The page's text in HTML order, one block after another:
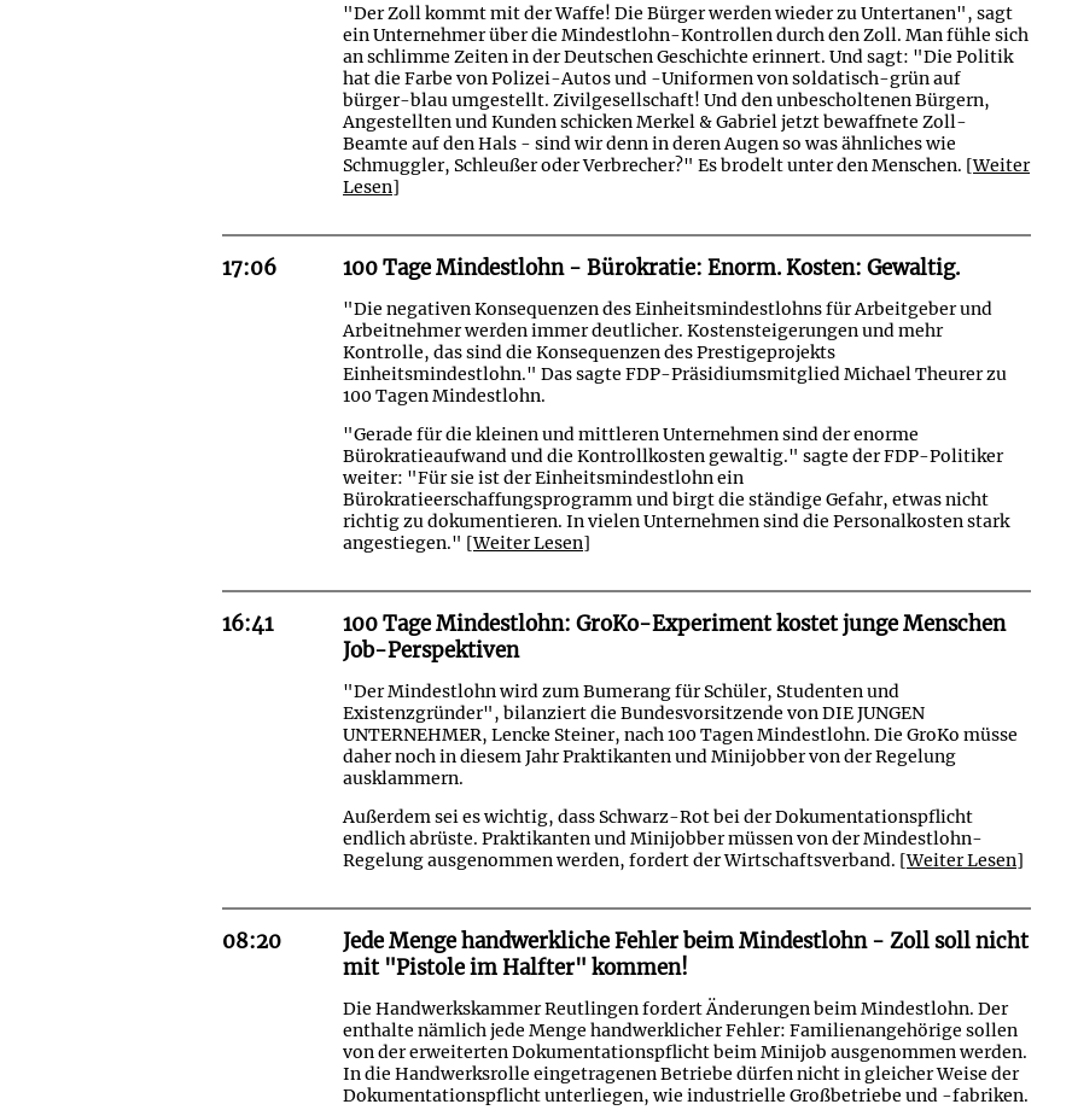
"Der Zoll kommt mit der Waffe! Die Bürger werden wieder zu Untertanen", sagt
ein Unternehmer über die Mindestlohn-Kontrollen durch den Zoll. Man fühle sich
an schlimme Zeiten in der Deutschen Geschichte erinnert. Und sagt: "Die Politik
hat die Farbe von Polizei-Autos und -Uniformen von soldatisch-grün auf
bürger-blau umgestellt. Zivilgesellschaft! Und den unbescholtenen Bürgern,
Angestellten und Kunden schicken Merkel & Gabriel jetzt bewaffnete Zoll-
Beamte auf den Hals - sind wir denn in deren Augen so was ähnliches wie
Schmuggler, Schleußer oder Verbrecher?" Es brodelt unter den Menschen. [Weiter
Lesen]
17:06 100 Tage Mindestlohn - Bürokratie: Enorm. Kosten: Gewaltig.
"Die negativen Konsequenzen des Einheitsmindestlohns für Arbeitgeber und
Arbeitnehmer werden immer deutlicher. Kostensteigerungen und mehr
Kontrolle, das sind die Konsequenzen des Prestigeprojekts
Einheitsmindestlohn." Das sagte FDP-Präsidiumsmitglied Michael Theurer zu
100 Tagen Mindestlohn.
"Gerade für die kleinen und mittleren Unternehmen sind der enorme
Bürokratieaufwand und die Kontrollkosten gewaltig." sagte der FDP-Politiker
weiter: "Für sie ist der Einheitsmindestlohn ein
Bürokratieerschaffungsprogramm und birgt die ständige Gefahr, etwas nicht
richtig zu dokumentieren. In vielen Unternehmen sind die Personalkosten stark
angestiegen." [Weiter Lesen]
16:41
100 Tage Mindestlohn: GroKo-Experiment kostet junge Menschen
Job-Perspektiven
"Der Mindestlohn wird zum Bumerang für Schüler, Studenten und
Existenzgründer", bilanziert die Bundesvorsitzende von DIE JUNGEN
UNTERNEHMER, Lencke Steiner, nach 100 Tagen Mindestlohn. Die GroKo müsse
daher noch in diesem Jahr Praktikanten und Minijobber von der Regelung
ausklammern.
Außerdem sei es wichtig, dass Schwarz-Rot bei der Dokumentationspflicht
endlich abrüste. Praktikanten und Minijobber müssen von der Mindestlohn-
Regelung ausgenommen werden, fordert der Wirtschaftsverband. [Weiter Lesen]
08:20
Jede Menge handwerkliche Fehler beim Mindestlohn - Zoll soll nicht
mit "Pistole im Halfter" kommen!
Die Handwerkskammer Reutlingen fordert Änderungen beim Mindestlohn. Der
enthalte nämlich jede Menge handwerklicher Fehler: Familienangehörige sollen
von der erweiterten Dokumentationspflicht beim Minijob ausgenommen werden.
In die Handwerksrolle eingetragenen Betriebe dürfen nicht in gleicher Weise der
Dokumentationspflicht unterliegen, wie industrielle Großbetriebe und -fabriken.